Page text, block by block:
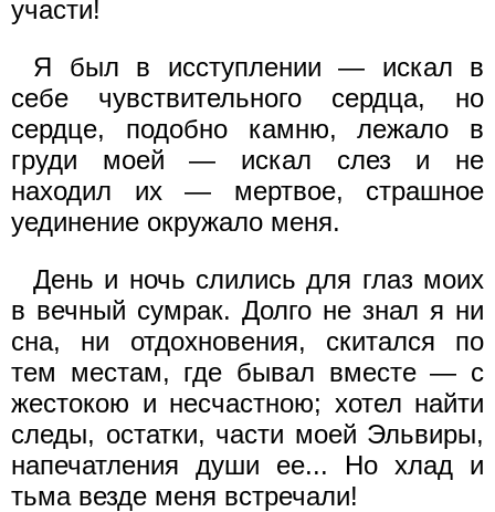
участи!
Я был в исступлении — искал в
себе чувствительного сердца, но
сердце, подобно камню, лежало в
груди моей — искал слез и не
находил их — мертвое, страшное
уединение окружало меня.
День и ночь слились для глаз моих
в вечный сумрак. Долго не знал я ни
сна, ни отдохновения, скитался по
тем местам, где бывал вместе — с
жестокою и несчастною; хотел найти
следы, остатки, части моей Эльвиры,
напечатления души ее... Но хлад и
тьма везде меня встречали!